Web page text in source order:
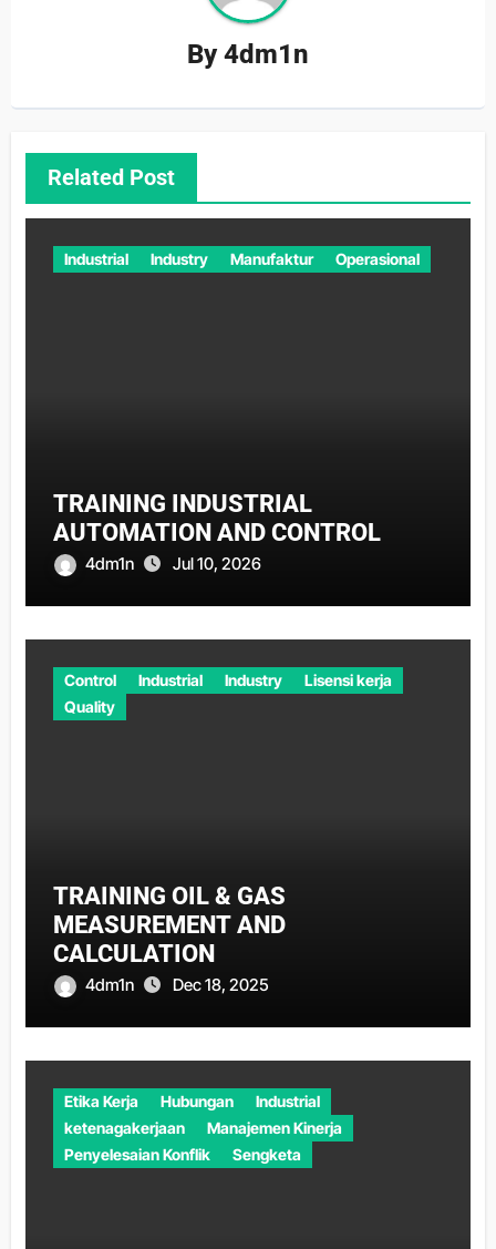
By4dm1n
Related Post
Industrial Industry Manufaktur Operasional
TRAINING INDUSTRIAL
AUTOMATION AND CONTROL
4dm1n Jul 10, 2026
Control Industrial Industry
Lisensi kerja
Quality
TRAINING OIL & GAS
MEASUREMENT AND
CALCULATION
4dm1n Dec 18, 2025
Etika Kerja Hubungan
Industrial
ketenagakerjaan
Manajemen Kinerja
Penyelesaian Konflik
Sengketa